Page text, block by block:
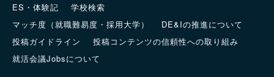
ES・体験記
学校検索
マッチ度（就職難易度・採用大学）
DE&Iの推進について
投稿ガイドライン
投稿コンテンツの信頼性への取り組み
就活会議Jobsについて